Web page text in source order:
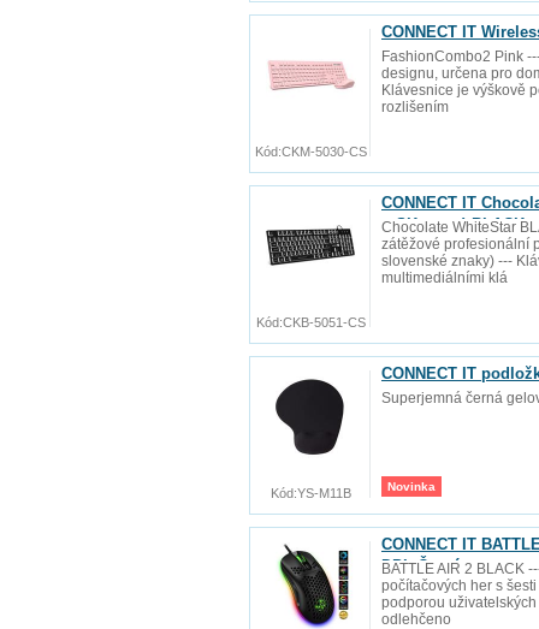
CONNECT IT
FashionCombo2 Pink
designu, určena pro
Klávesnice je výškově
rozlišením
Kód:CKM-5030-CS
CONNECT IT
+ SK verze) BLACK
Chocolate WhiteStar
zátěžové profesionální
slovenské znaky) ---
multimediálními klá
Kód:CKB-5051-CS
CONNECT IT
Superjemná černá
Novinka
Kód:YS-M11B
CONNECT IT
DPI, Černá
BATTLE AIR 2 BLACK
počítačových her s
podporou
odlehčeno